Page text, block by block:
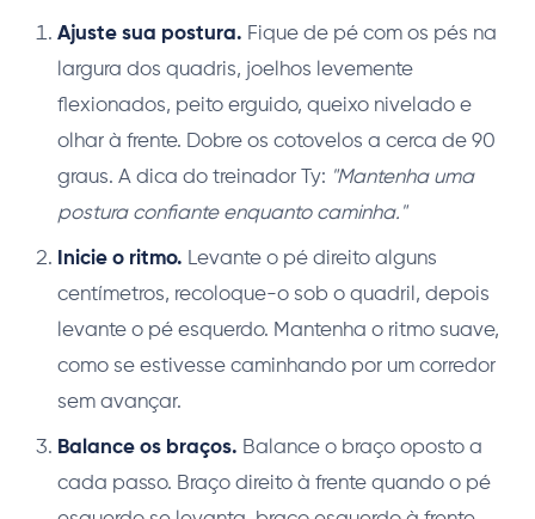
Ajuste sua postura. Fique de pé com os pés na
largura dos quadris, joelhos levemente
flexionados, peito erguido, queixo nivelado e
olhar à frente. Dobre os cotovelos a cerca de 90
graus. A dica do treinador Ty: "Mantenha uma
postura confiante enquanto caminha."
Inicie o ritmo. Levante o pé direito alguns
centímetros, recoloque-o sob o quadril, depois
levante o pé esquerdo. Mantenha o ritmo suave,
como se estivesse caminhando por um corredor
sem avançar.
Balance os braços. Balance o braço oposto a
cada passo. Braço direito à frente quando o pé